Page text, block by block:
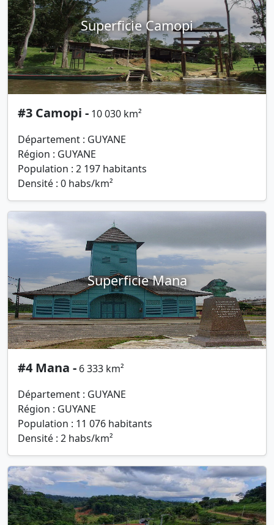
Superficie Camopi
#3 Camopi - 10 030 km²
Département : GUYANE
Région : GUYANE
Population : 2 197 habitants
Densité : 0 habs/km²
Superficie Mana
#4 Mana - 6 333 km²
Département : GUYANE
Région : GUYANE
Population : 11 076 habitants
Densité : 2 habs/km²